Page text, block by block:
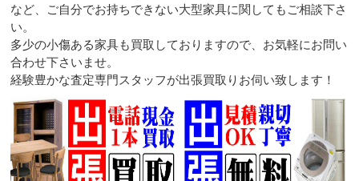
など、ご自分でお持ちできない大型家具に関してもご相談下さ
い。
多少の小傷ある家具も買取しておりますので、お気軽にお問い
合わせ下さいませ。
経験豊かな査定専門スタッフが出張買取りお伺い致します！